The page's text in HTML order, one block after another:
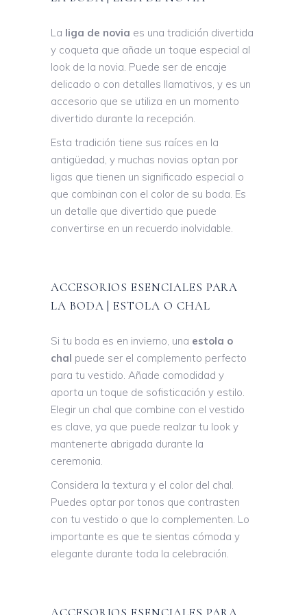
La liga de novia es una tradición divertida
y coqueta que añade un toque especial al
look de la novia. Puede ser de encaje
delicado o con detalles llamativos, y es un
accesorio que se utiliza en un momento
divertido durante la recepción.
Esta tradición tiene sus raíces en la
antigüedad, y muchas novias optan por
ligas que tienen un significado especial o
que combinan con el color de su boda. Es
un detalle que divertido que puede
convertirse en un recuerdo inolvidable.
ACCESORIOS ESENCIALES PARA
LA BODA | ESTOLA O CHAL
Si tu boda es en invierno, una estola o
chal puede ser el complemento perfecto
para tu vestido. Añade comodidad y
aporta un toque de sofisticación y estilo.
Elegir un chal que combine con el vestido
es clave, ya que puede realzar tu look y
mantenerte abrigada durante la
ceremonia.
Considera la textura y el color del chal.
Puedes optar por tonos que contrasten
con tu vestido o que lo complementen. Lo
importante es que te sientas cómoda y
elegante durante toda la celebración.